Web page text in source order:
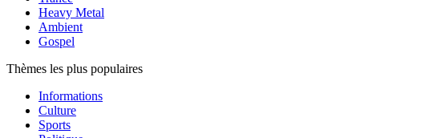
Heavy Metal
Ambient
Gospel
Thèmes les plus populaires
Informations
Culture
Sports